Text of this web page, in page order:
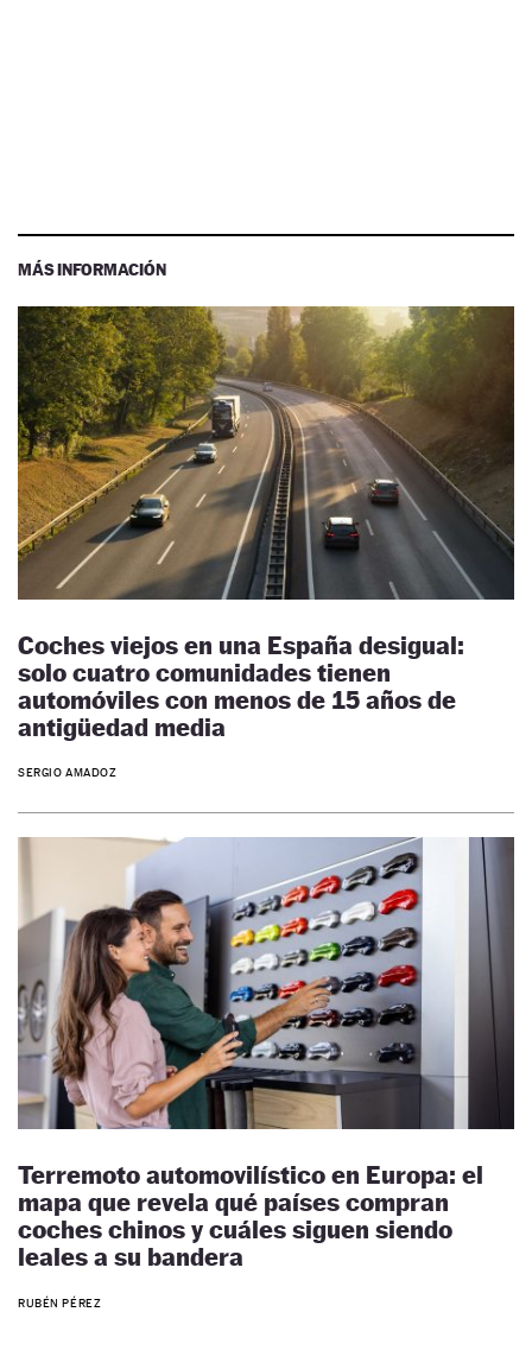
MÁS INFORMACIÓN
Coches viejos en una España desigual:
solo cuatro comunidades tienen
automóviles con menos de 15 años de
antigüedad media
SERGIO AMADOZ
Terremoto automovilístico en Europa: el
mapa que revela qué países compran
coches chinos y cuáles siguen siendo
leales a su bandera
RUBÉN PÉREZ